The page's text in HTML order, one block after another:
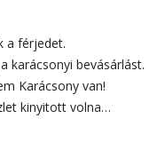
a férjedet.
karácsonyi bevásárlást.
Karácsony van!
kinyitott volna…